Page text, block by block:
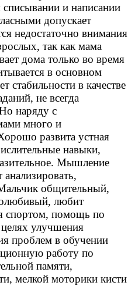
и написании
допускает
недостаточно внимания
так как мама
дома только во время
в основном
в качестве
не всегда
наряду с
много и
развита устная
навыки,
Мышление
анализировать,
общительный,
любит
спортом, помощь по
улучшения
проблем в обучении
работу по
памяти,
мелкой моторики кисти